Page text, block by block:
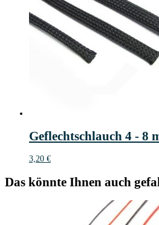
Geflechtschlauch 4 - 8
3,20 €
Das könnte Ihnen auch